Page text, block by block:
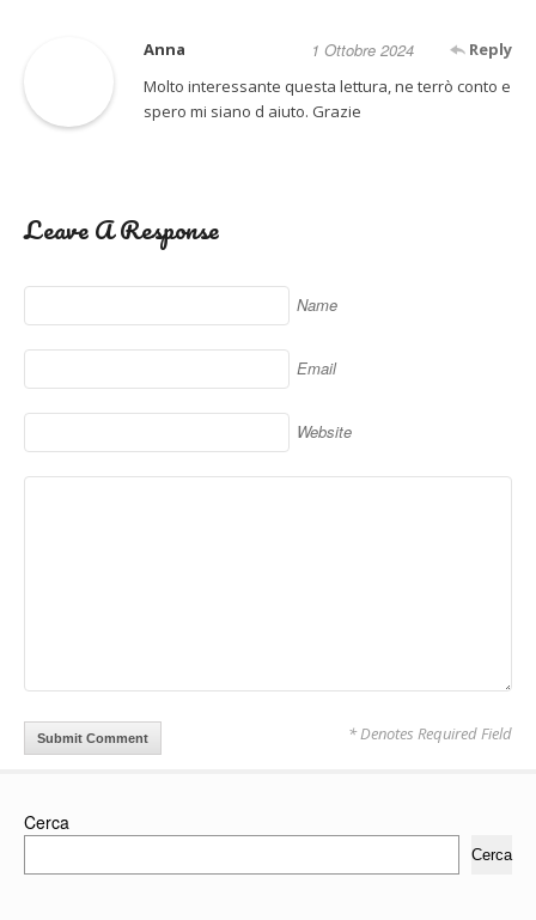
Anna Reply
1 Ottobre 2024
Molto interessante questa lettura, ne terrò conto e
spero mi siano d aiuto. Grazie
Leave A Response
Name
Email
Website
* Denotes Required Field
Cerca
Cerca